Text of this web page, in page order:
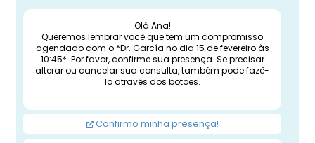
Olá Ana!
Queremos lembrar você que tem um compromisso
agendado com o *Dr. García no dia 15 de fevereiro às
10:45*. Por favor, confirme sua presença. Se precisar
alterar ou cancelar sua consulta, também pode fazê-
lo através dos botões.
Confirmo minha presença!